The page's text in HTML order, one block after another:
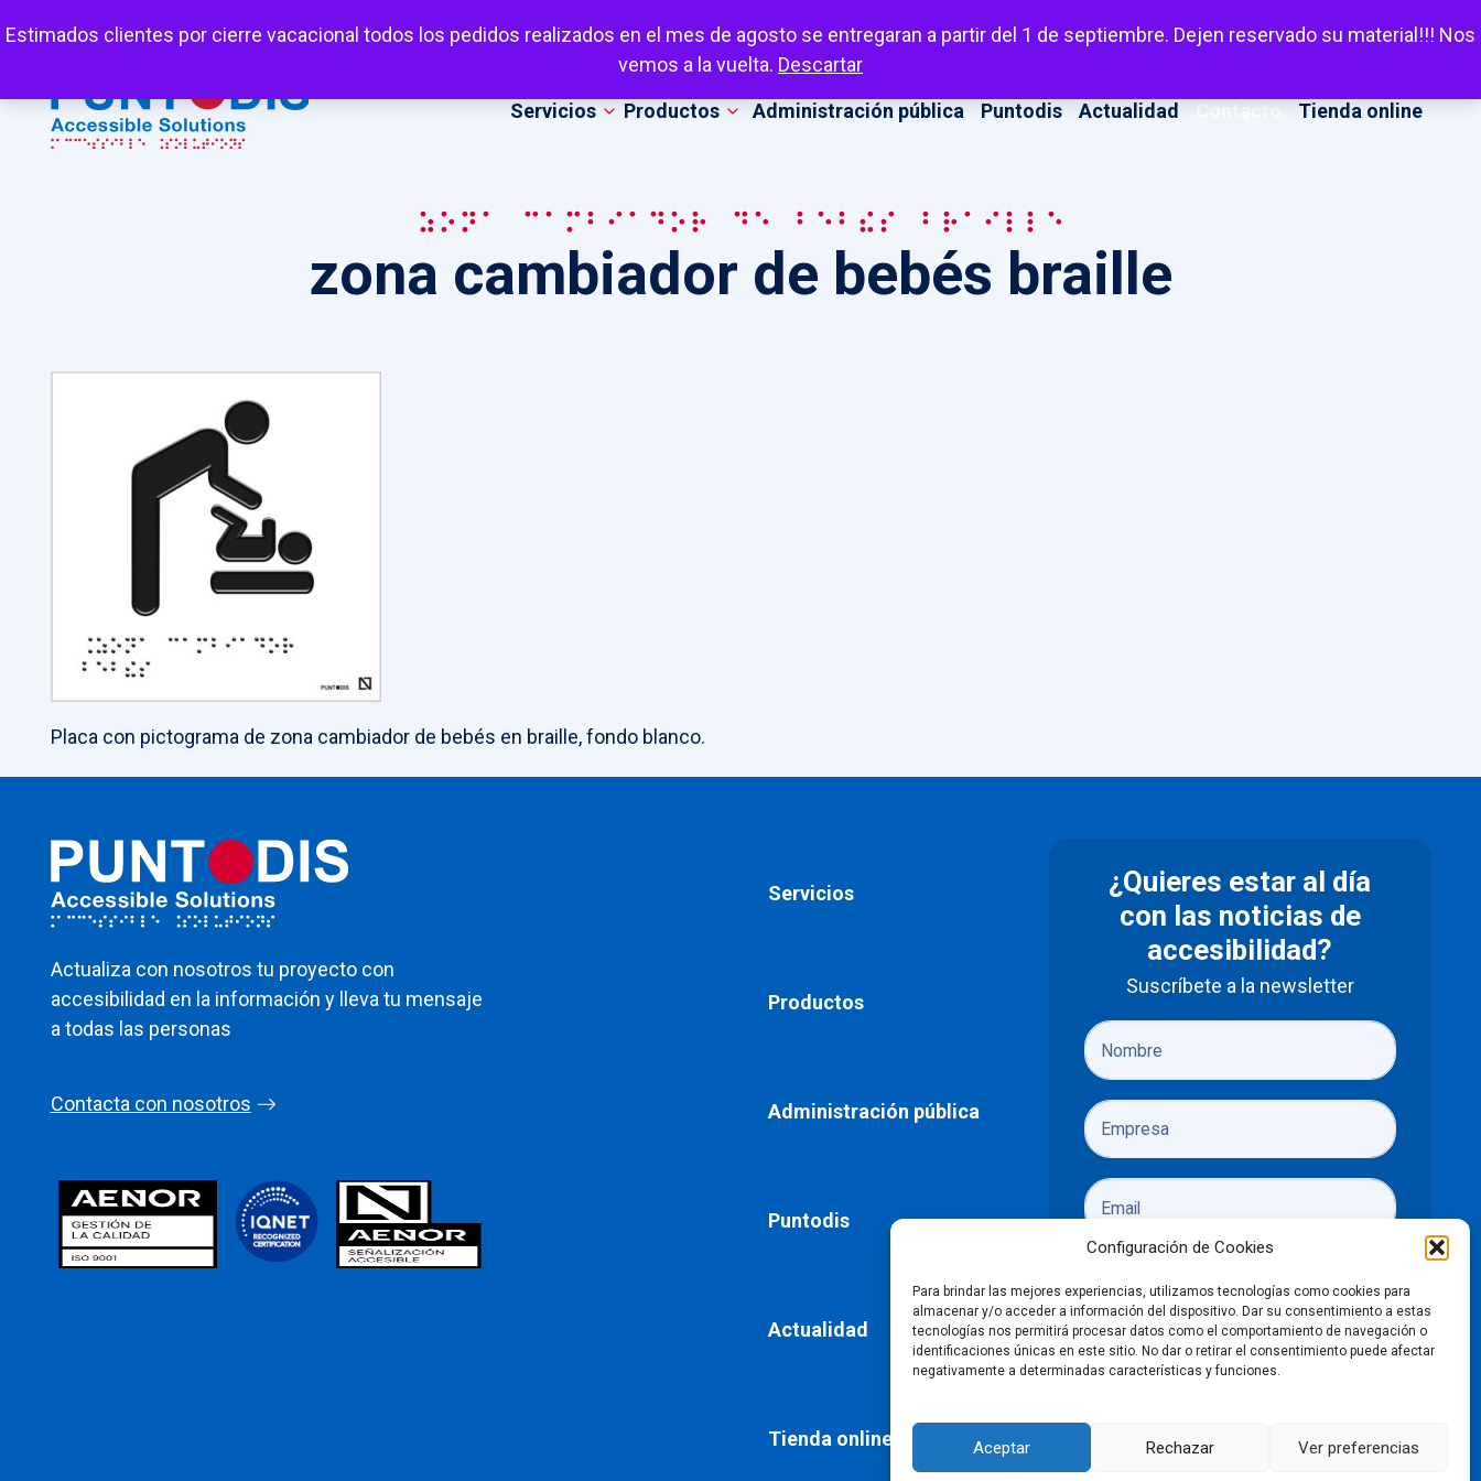
Configuración de Cookies
Para brindar las mejores experiencias, utilizamos tecnologías como cookies para
almacenar y/o acceder a información del dispositivo. Dar su consentimiento a estas
tecnologías nos permitirá procesar datos como el comportamiento de navegación o
identificaciones únicas en este sitio. No dar o retirar el consentimiento puede afectar
negativamente a determinadas características y funciones.
Aceptar Rechazar Ver preferencias
Estimados clientes por cierre vacacional todos los pedidos realizados en el mes de agosto se entregaran a partir del 1 de septiembre. Dejen reservado su material!!! Nos
vemos a la vuelta. Descartar
Mi cuenta Carrito Favoritos Escuchar
Servicios Productos Administración pública Puntodis Actualidad Contacto Tienda online
zona cambiador de bebés braille
zona cambiador de bebés braille
Placa con pictograma de zona cambiador de bebés en braille, fondo blanco.
Actualiza con nosotros tu proyecto con
accesibilidad en la información y lleva tu mensaje
a todas las personas
Contacta con nosotros
Servicios
Productos
Administración pública
Puntodis
Actualidad
Tienda online
¿Quieres estar al día
con las noticias de
accesibilidad?
Suscríbete a la newsletter
He leído y acepto laspolíticas de
privacidad